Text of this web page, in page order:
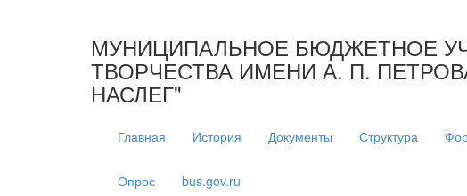
МУНИЦИПАЛЬНОЕ БЮДЖЕТНОЕ
ТВОРЧЕСТВА ИМЕНИ А. П.
НАСЛЕГ"
Главная История Документы Структура
Опрос bus.gov.ru